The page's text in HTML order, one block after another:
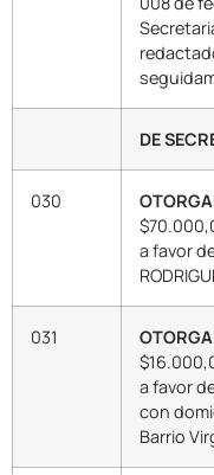
DE
030
a favor
031
a favor
con
Barrio